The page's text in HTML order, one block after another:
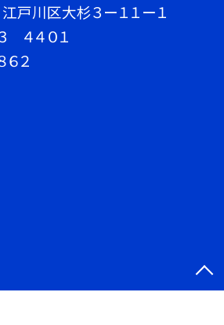
戸川区大杉３ー１１ー１
４４０１
２